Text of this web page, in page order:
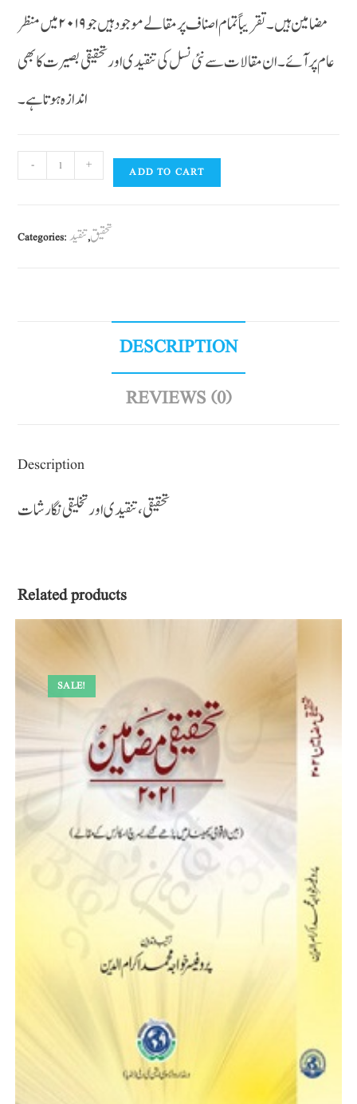
مضامین ہیں ۔ تقریباً تمام اصناف پر مقالے موجود ہیں جو ۲۰۱۹ میں منظر
عام پر آئے ۔ ان مقالات سے نئی نسل کی تنقیدی اور تحقیقی بصیرت کا بھی
اندازہ ہوتا ہے ۔
- + ADD TO CART
Categories: تحقیق,تنقید
DESCRIPTION
REVIEWS (0)
Description
تحقیقی ، تنقیدی اور تخلیقی نگارشات
Related products
SALE!